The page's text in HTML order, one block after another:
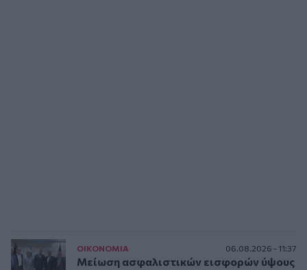
ΟΙΚΟΝΟΜΙΑ 06.08.2026 - 11:37
Μείωση ασφαλιστικών εισφορών ύψους